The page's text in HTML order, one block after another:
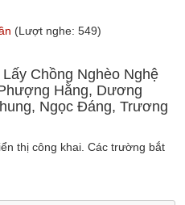
(Lượt nghe: 549)
Chồng Nghèo Nghệ
Hằng, Dương
Ngọc Đáng, Trương
thị công khai. Các trường bắt